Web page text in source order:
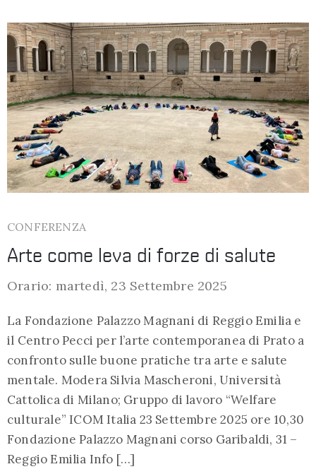
CONFERENZA
Arte come leva di forze di salute
Orario: martedì, 23 Settembre 2025
La Fondazione Palazzo Magnani di Reggio Emilia e
il Centro Pecci per l’arte contemporanea di Prato a
confronto sulle buone pratiche tra arte e salute
mentale. Modera Silvia Mascheroni, Università
Cattolica di Milano; Gruppo di lavoro “Welfare
culturale” ICOM Italia 23 Settembre 2025 ore 10,30
Fondazione Palazzo Magnani corso Garibaldi, 31 –
Reggio Emilia Info […]